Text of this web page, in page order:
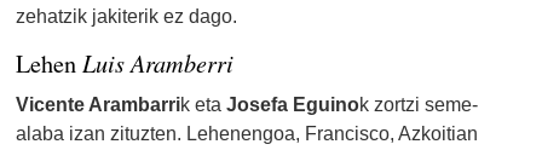
zehatzik jakiterik ez dago.
LehenLuis Aramberri
Vicente Arambarrik etaJosefa Eguinok zortzi seme-
alaba izan zituzten. Lehenengoa, Francisco, Azkoitian